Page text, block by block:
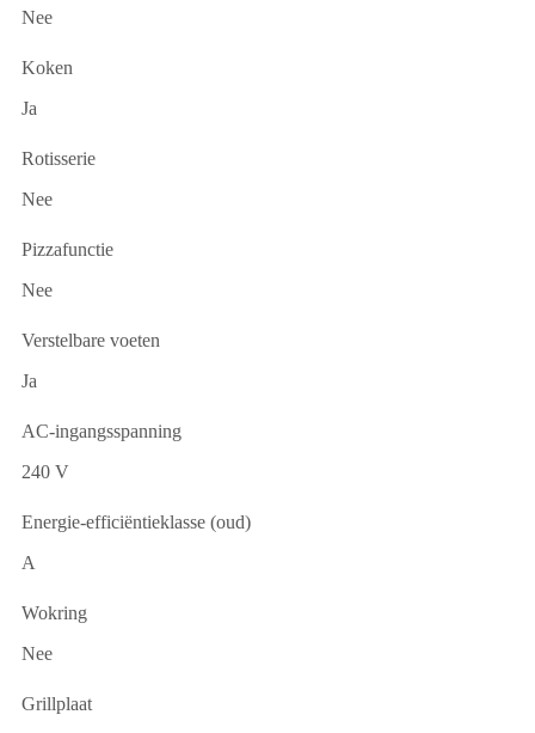
Nee
Koken
Ja
Rotisserie
Nee
Pizzafunctie
Nee
Verstelbare voeten
Ja
AC-ingangsspanning
240 V
Energie-efficiëntieklasse (oud)
A
Wokring
Nee
Grillplaat